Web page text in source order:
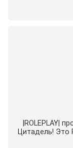
|ROLEPLAY|
Цитадель! Это